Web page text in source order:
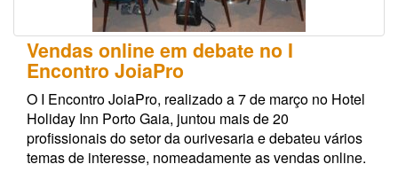
Vendas online em debate no I
Encontro JoiaPro
O I Encontro JoiaPro, realizado a 7 de março no Hotel
Holiday Inn Porto Gaia, juntou mais de 20
profissionais do setor da ourivesaria e debateu vários
temas de interesse, nomeadamente as vendas online.